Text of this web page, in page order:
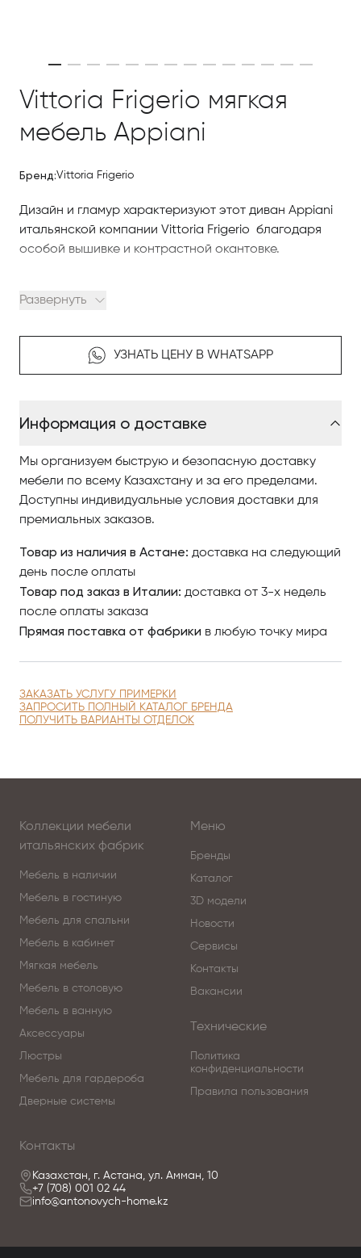
Vittoria Frigerio мягкая
мебель Appiani
Бренд:Vittoria Frigerio
Дизайн и гламур характеризуют этот диван Appiani
итальянской компании Vittoria Frigerio благодаря
особой вышивке и контрастной окантовке.
аксессуары от Vittoria Frigerio доступны в широком
шкур и кожи. Широкий выбор отделок означает, что
каждый найдет что-то для себя, что обеспечит
мебели. Здесь вы можете скачать информационный
варианты.
Создавайте элитный интерьер вместе с нами!
компании Vittoria Frigerio, изучайте наш интернет-
каталог, где разнообразные модели представлены
качественными фото, сравнивайте понравившиеся
модели и оформляйте заказ.
Развернуть
УЗНАТЬ ЦЕНУ В WHATSAPP
Информация о доставке
Мы организуем быструю и безопасную доставку
мебели по всему Казахстану и за его пределами.
Доступны индивидуальные условия доставки для
премиальных заказов.
Товар из наличия в Астане: доставка на следующий
день после оплаты
Товар под заказ в Италии: доставка от 3-х недель
после оплаты заказа
Прямая поставка от фабрики в любую точку мира
ЗАКАЗАТЬ УСЛУГУ ПРИМЕРКИ
ЗАПРОСИТЬ ПОЛНЫЙ КАТАЛОГ БРЕНДА
ПОЛУЧИТЬ ВАРИАНТЫ ОТДЕЛОК
Коллекции мебели
итальянских фабрик
Мебель в наличии
Мебель в гостиную
Мебель для спальни
Мебель в кабинет
Мягкая мебель
Мебель в столовую
Мебель в ванную
Аксессуары
Люстры
Мебель для гардероба
Дверные системы
Меню
Бренды
Каталог
3D модели
Новости
Сервисы
Контакты
Вакансии
Технические
Политика
конфиденциальности
Правила пользования
Контакты
Казахстан, г. Астана, ул. Амман, 10
+7 (708) 001 02 44
info@antonovych-home.kz